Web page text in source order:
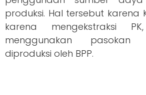
produksi. Hal tersebut karena
karena mengekstraksi
menggunakan
diproduksi oleh BPP.